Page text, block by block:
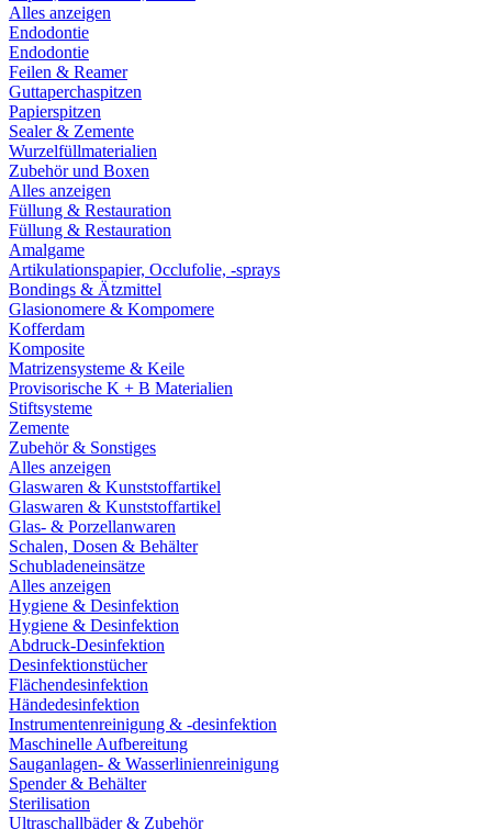
Alles anzeigen
Endodontie
Endodontie
Feilen & Reamer
Guttaperchaspitzen
Papierspitzen
Sealer & Zemente
Wurzelfüllmaterialien
Zubehör und Boxen
Alles anzeigen
Füllung & Restauration
Füllung & Restauration
Amalgame
Artikulationspapier, Occlufolie, -sprays
Bondings & Ätzmittel
Glasionomere & Kompomere
Kofferdam
Komposite
Matrizensysteme & Keile
Provisorische K + B Materialien
Stiftsysteme
Zemente
Zubehör & Sonstiges
Alles anzeigen
Glaswaren & Kunststoffartikel
Glaswaren & Kunststoffartikel
Glas- & Porzellanwaren
Schalen, Dosen & Behälter
Schubladeneinsätze
Alles anzeigen
Hygiene & Desinfektion
Hygiene & Desinfektion
Abdruck-Desinfektion
Desinfektionstücher
Flächendesinfektion
Händedesinfektion
Instrumentenreinigung & -desinfektion
Maschinelle Aufbereitung
Sauganlagen- & Wasserlinienreinigung
Spender & Behälter
Sterilisation
Ultraschallbäder & Zubehör